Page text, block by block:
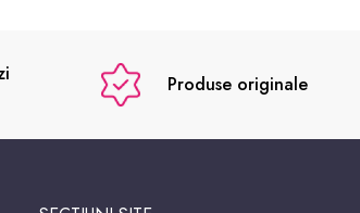
Produse originale